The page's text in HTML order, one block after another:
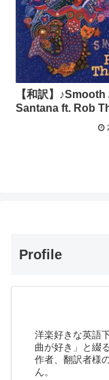
【和訳】♪Smooth
Santana ft. Rob
Profile
洋楽好きな英語
曲が好き」と綴
作者、翻訳者様
ん。